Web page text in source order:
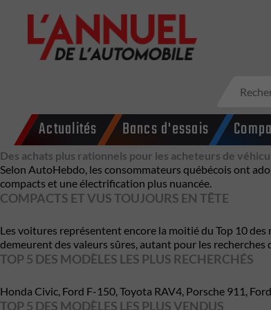
Actualités Bancs d'essais
Des achats plus rationnels pour les acheteurs de
Selon AutoHebdo, les consommateurs québécois ont
compacts et une électrification plus nuancée.
COMPACTS ET VUS TOUJOURS EN TÊTE
Les voitures représentent encore la moitié du Top 10
demeurent des valeurs sûres, autant pour les recherches
TOP 5 DES MODÈLES LES PLUS RECHERCHÉS
Honda Civic, Ford F-150, Toyota RAV4, Porsche 911,
TOP 5 DES MODÈLES LES PLUS VENDUS